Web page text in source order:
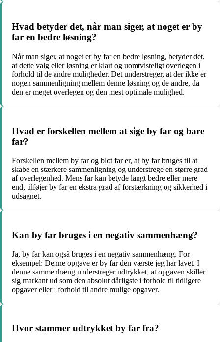
Hvad betyder det, når man siger, at noget er by
far en bedre løsning?
Når man siger, at noget er by far en bedre løsning, betyder det,
at dette valg eller løsning er klart og uomtvisteligt overlegen i
forhold til de andre muligheder. Det understreger, at der ikke er
nogen sammenligning mellem denne løsning og de andre, da
den er meget overlegen og den mest optimale mulighed.
Hvad er forskellen mellem at sige by far og bare
far?
Forskellen mellem by far og blot far er, at by far bruges til at
skabe en stærkere sammenligning og understrege en større grad
af overlegenhed. Mens far kan betyde langt bedre eller mere
end, tilføjer by far en ekstra grad af forstærkning og sikkerhed i
udsagnet.
Kan by far bruges i en negativ sammenhæng?
Ja, by far kan også bruges i en negativ sammenhæng. For
eksempel: Denne opgave er by far den værste jeg har lavet. I
denne sammenhæng understreger udtrykket, at opgaven skiller
sig markant ud som den absolut dårligste i forhold til tidligere
opgaver eller i forhold til andre mulige opgaver.
Hvor stammer udtrykket by far fra?